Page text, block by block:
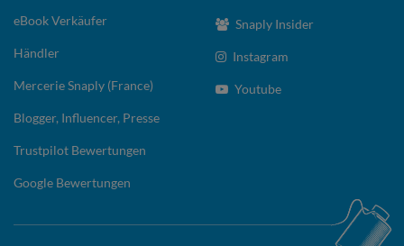
eBook Verkäufer
Händler
Mercerie Snaply (France)
Blogger, Influencer, Presse
Trustpilot Bewertungen
Google Bewertungen
Snaply Insider
Instagram
Youtube